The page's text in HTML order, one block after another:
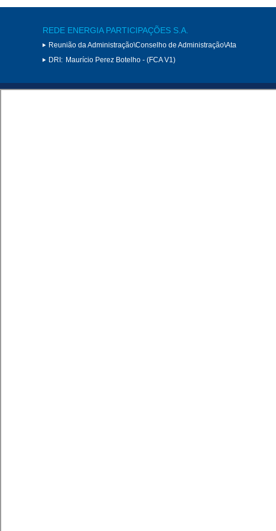
REDE ENERGIA PARTICIPAÇÕES S.A.
Reunião da Administração\Conselho de Administração\Ata
DRI: Maurício Perez Botelho - (FCA V1)